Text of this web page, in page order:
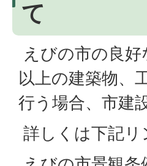
て
えびの市の良
以上の建築物、
行う場合、市建
詳しくは下記